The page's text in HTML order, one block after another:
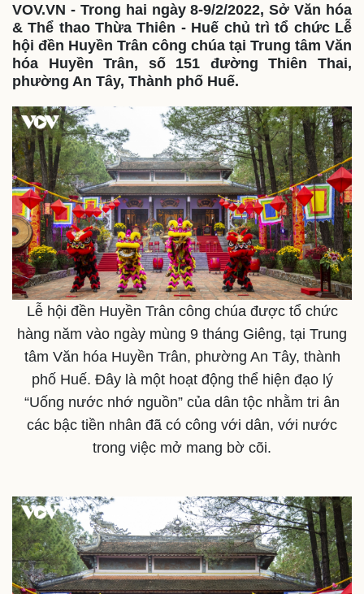
Cuộc sống đó đây
Hồ sơ
Ảnh
E-Magazine
Infographic
VOV.VN - Trong hai ngày 8-9/2/2022, Sở Văn hóa
& Thể thao Thừa Thiên - Huế chủ trì tổ chức Lễ
hội đền Huyền Trân công chúa tại Trung tâm Văn
hóa Huyền Trân, số 151 đường Thiên Thai,
phường An Tây, Thành phố Huế.
Lễ hội đền Huyền Trân công chúa được tổ chức
hàng năm vào ngày mùng 9 tháng Giêng, tại Trung
tâm Văn hóa Huyền Trân, phường An Tây, thành
phố Huế. Đây là một hoạt động thể hiện đạo lý
“Uống nước nhớ nguồn” của dân tộc nhằm tri ân
các bậc tiền nhân đã có công với dân, với nước
trong việc mở mang bờ cõi.